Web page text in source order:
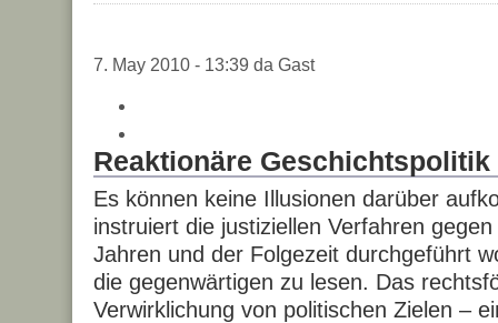
7. May 2010 - 13:39 da Gast
Reaktionäre Geschichtspolitik
Es können keine Illusionen darüber
instruiert die justiziellen Verfahren
Jahren und der Folgezeit durchgeführt
die gegenwärtigen zu lesen. Das
Verwirklichung von politischen Zielen –